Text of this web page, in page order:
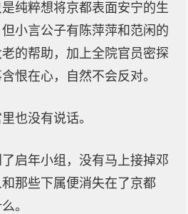
纯粹想将京都表面安宁的生
小言公子有陈萍萍和范闲的
的帮助，加上全院官员密探
恨在心，自然不会反对。
也没有说话。
启年小组，没有马上接掉邓
那些下属便消失在了京都
。